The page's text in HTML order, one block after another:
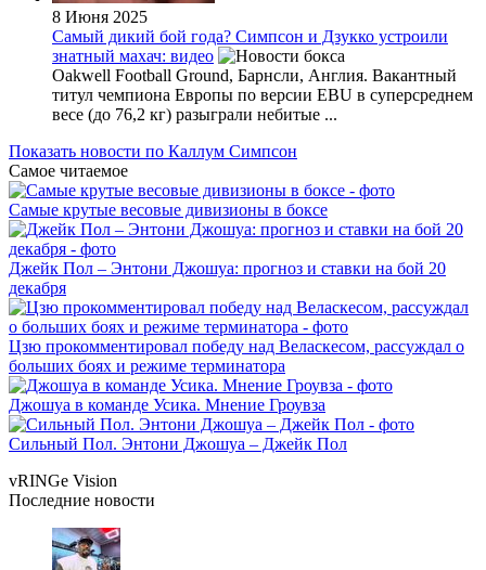
8 Июня 2025
Самый дикий бой года? Симпсон и Дзукко устроили
знатный махач: видео
Oakwell Football Ground, Барнсли, Англия. Вакантный
титул чемпиона Европы по версии EBU в суперсреднем
весе (до 76,2 кг) разыграли небитые ...
Показать новости по Каллум Симпсон
Самое читаемое
Самые крутые весовые дивизионы в боксе
Джейк Пол – Энтони Джошуа: прогноз и ставки на бой 20
декабря
Цзю прокомментировал победу над Веласкесом, рассуждал о
больших боях и режиме терминатора
Джошуа в команде Усика. Мнение Гроувза
Сильный Пол. Энтони Джошуа – Джейк Пол
vRINGe Vision
Последние новости